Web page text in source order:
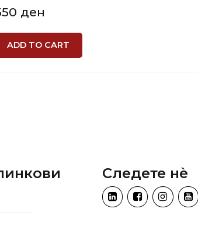
ден
ADD TO CART
Следете нѐ